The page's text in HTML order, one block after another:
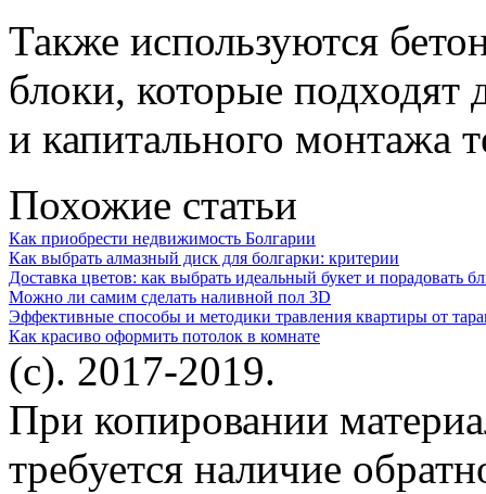
Также используются
блоки, которые подходят
и капитального монтажа
Похожие статьи
Как приобрести недвижимость Болгарии
Как выбрать алмазный диск для болгарки: критерии
Доставка цветов: как выбрать идеальный букет и порадовать
Можно ли самим сделать наливной пол 3D
Эффективные способы и методики травления квартиры от
Как красиво оформить потолок в комнате
(c). 2017-2019.
При копировании
требуется наличие